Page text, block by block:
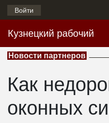
Войти
Кузнецкий рабочий
Новости партнеров
Как
оконных